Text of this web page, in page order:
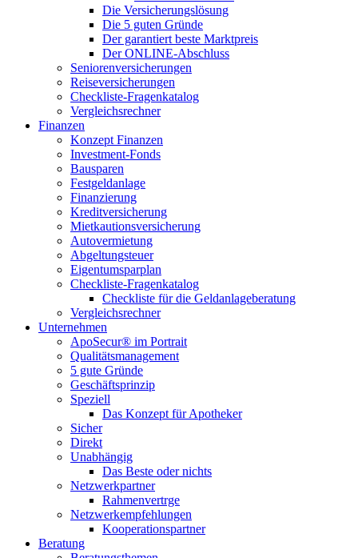
Die Versicherungslösung
Die 5 guten Gründe
Der garantiert beste Marktpreis
Der ONLINE-Abschluss
Seniorenversicherungen
Reiseversicherungen
Checkliste-Fragenkatalog
Vergleichsrechner
Finanzen
Konzept Finanzen
Investment-Fonds
Bausparen
Festgeldanlage
Finanzierung
Kreditversicherung
Mietkautionsversicherung
Autovermietung
Abgeltungsteuer
Eigentumsparplan
Checkliste-Fragenkatalog
Checkliste für die Geldanlageberatung
Vergleichsrechner
Unternehmen
ApoSecur® im Portrait
Qualitätsmanagement
5 gute Gründe
Geschäftsprinzip
Speziell
Das Konzept für Apotheker
Sicher
Direkt
Unabhängig
Das Beste oder nichts
Netzwerkpartner
Rahmenvertrge
Netzwerkempfehlungen
Kooperationspartner
Beratung